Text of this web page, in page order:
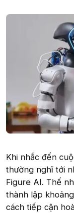
Khi nhắc đến
thường nghĩ tới
Figure AI. Thế
thành lập
cách tiếp cận